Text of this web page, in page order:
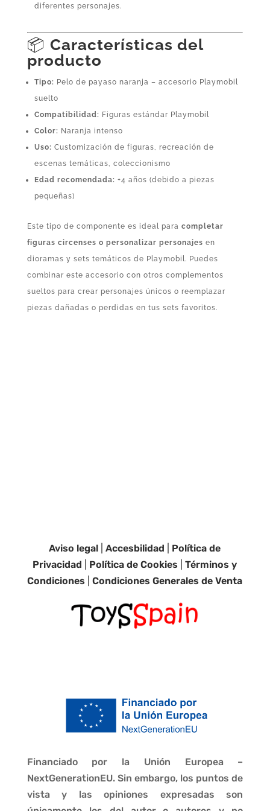
diferentes personajes.
📦 Características del
producto
Tipo: Pelo de payaso naranja – accesorio Playmobil
suelto
Compatibilidad: Figuras estándar Playmobil
Color: Naranja intenso
Uso: Customización de figuras, recreación de
escenas temáticas, coleccionismo
Edad recomendada: +4 años (debido a piezas
pequeñas)
Este tipo de componente es ideal para completar
figuras circenses o personalizar personajes en
dioramas y sets temáticos de Playmobil. Puedes
combinar este accesorio con otros complementos
sueltos para crear personajes únicos o reemplazar
piezas dañadas o perdidas en tus sets favoritos.
Aviso legal |Accesbilidad
Política de
Privacidad
Política de Cookies |Términos y
Condiciones |Condiciones Generales de Venta
Financiado por la Unión Europea –
NextGenerationEU. Sin embargo, los puntos de
vista y las opiniones expresadas son